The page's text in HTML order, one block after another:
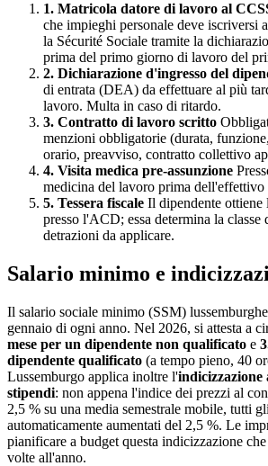
1. Matricola datore di lavoro al
che impieghi personale deve iscriversi
la Sécurité Sociale tramite la
prima del primo giorno di lavoro del
2. Dichiarazione d'ingresso del
di entrata (DEA) da effettuare al più
lavoro. Multa in caso di ritardo.
3. Contratto di lavoro scritto
menzioni obbligatorie (durata,
orario, preavviso, contratto collettivo
4. Visita medica pre-assunzione
medicina del lavoro prima
5. Tessera fiscale Il dipendente ottiene
presso l'ACD; essa determina la classe
detrazioni da applicare.
Salario minimo e
Il salario sociale minimo (SSM)
gennaio di ogni anno. Nel 2026, si attesta a
mese per un dipendente non qualificato e
dipendente qualificato (a tempo pieno, 40
Lussemburgo applica inoltre l'indicizzazione
stipendi: non appena l'indice dei prezzi al
2,5 % su una media semestrale mobile, tutti
automaticamente aumentati del 2,5 %. Le
pianificare a budget questa indicizzazione che
volte all'anno.